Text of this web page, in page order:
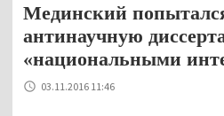
Мединский
антинаучную
«национальными
03.11.2016 11:46